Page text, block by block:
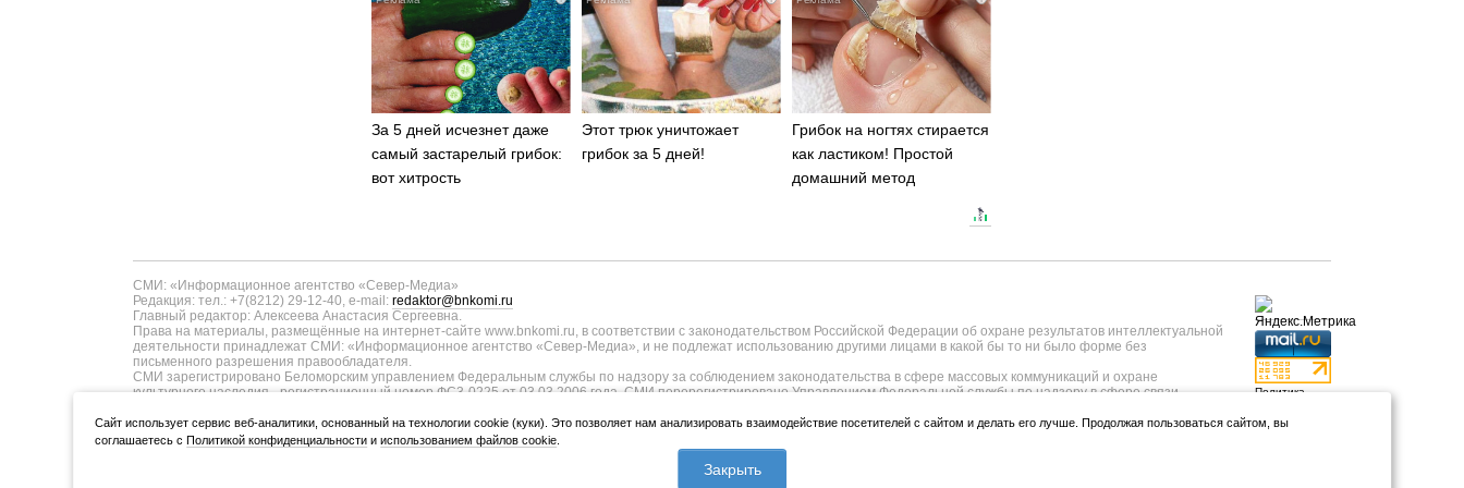
За 5 дней исчезнет даже
самый застарелый грибок:
вот хитрость
Этот трюк уничтожает
грибок за 5 дней!
Грибок на ногтях стирается
как ластиком! Простой
домашний метод
СМИ: «Информационное агентство «Север-Медиа»
Редакция: тел.: +7(8212) 29-12-40, e-mail: redaktor@bnkomi.ru
Главный редактор: Алексеева Анастасия Сергеевна.
Права на материалы, размещённые на интернет-сайте www.bnkomi.ru, в соответствии с законодательством Российской Федерации об охране результатов интеллектуальной
деятельности принадлежат СМИ: «Информационное агентство «Север-Медиа», и не подлежат использованию другими лицами в какой бы то ни было форме без
письменного разрешения правообладателя.
СМИ зарегистрировано Беломорским управлением Федеральным службы по надзору за соблюдением законодательства в сфере массовых коммуникаций и охране
культурного наследия - регистрационный номер ФС3-0225 от 03.03.2006 года. СМИ перерегистрировано Управлением Федеральной службы по надзору в сфере связи,
ТУ11-00371 от 01.06.2017 года. В запись о регистрации СМИ внесены изменения Федеральной службы по надзору в сфере связи, информационных технологий и массовых
коммуникаций в связи с изменением территории распространения, уточнением тематики - регистрационный номер ИА № ФС77-75817 от 23.05.2019 года.
Учредитель (соучредители): Администрация Главы Республики Коми и Правительства Республики Коми (167010, Республика Коми, г.Сыктывкар, ул.Коммунистическая, д.9);
ООО «Информационное агентство «Север-Медиа» (167000, Коми Республика, г.Сыктывкар, ул. Куратова, д.73/4).
Политика
Использование
Cайт использует сервис веб-аналитики, основанный на технологии cookie (куки). Это позволяет нам анализировать взаимодействие посетителей с сайтом и делать его лучше. Продолжая пользоваться сайтом, вы
соглашаетесь сПолитикой конфиденциальности ииспользованием файлов cookie
Закрыть